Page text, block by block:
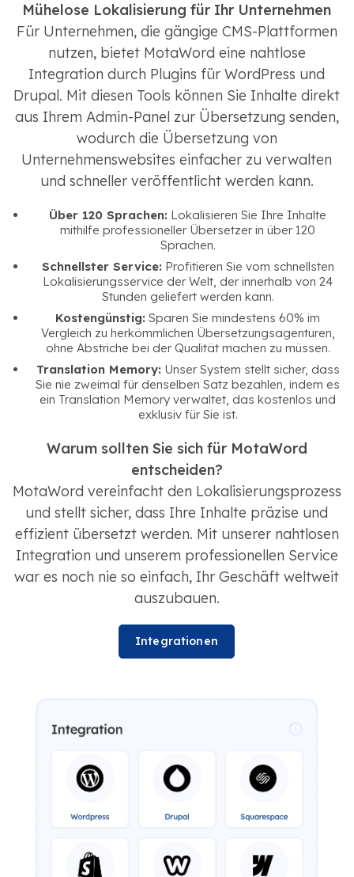
Mühelose Lokalisierung für Ihr Unternehmen
Für Unternehmen, die gängige CMS-Plattformen
nutzen, bietet MotaWord eine nahtlose
Integration durch Plugins für WordPress und
Drupal. Mit diesen Tools können Sie Inhalte direkt
aus Ihrem Admin-Panel zur Übersetzung senden,
wodurch die Übersetzung von
Unternehmenswebsites einfacher zu verwalten
und schneller veröffentlicht werden kann.
Über 120 Sprachen: Lokalisieren Sie Ihre Inhalte
mithilfe professioneller Übersetzer in über 120
Sprachen.
Schnellster Service: Profitieren Sie vom schnellsten
Lokalisierungsservice der Welt, der innerhalb von 24
Stunden geliefert werden kann.
Kostengünstig: Sparen Sie mindestens 60% im
Vergleich zu herkömmlichen Übersetzungsagenturen,
ohne Abstriche bei der Qualität machen zu müssen.
Translation Memory: Unser System stellt sicher, dass
Sie nie zweimal für denselben Satz bezahlen, indem es
ein Translation Memory verwaltet, das kostenlos und
exklusiv für Sie ist.
Warum sollten Sie sich für MotaWord
entscheiden?
MotaWord vereinfacht den Lokalisierungsprozess
und stellt sicher, dass Ihre Inhalte präzise und
effizient übersetzt werden. Mit unserer nahtlosen
Integration und unserem professionellen Service
war es noch nie so einfach, Ihr Geschäft weltweit
auszubauen.
Integrationen